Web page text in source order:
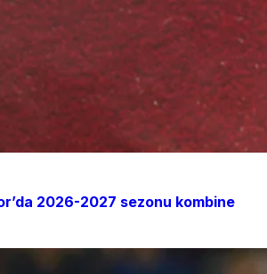
2026-2027 sezonu kombine